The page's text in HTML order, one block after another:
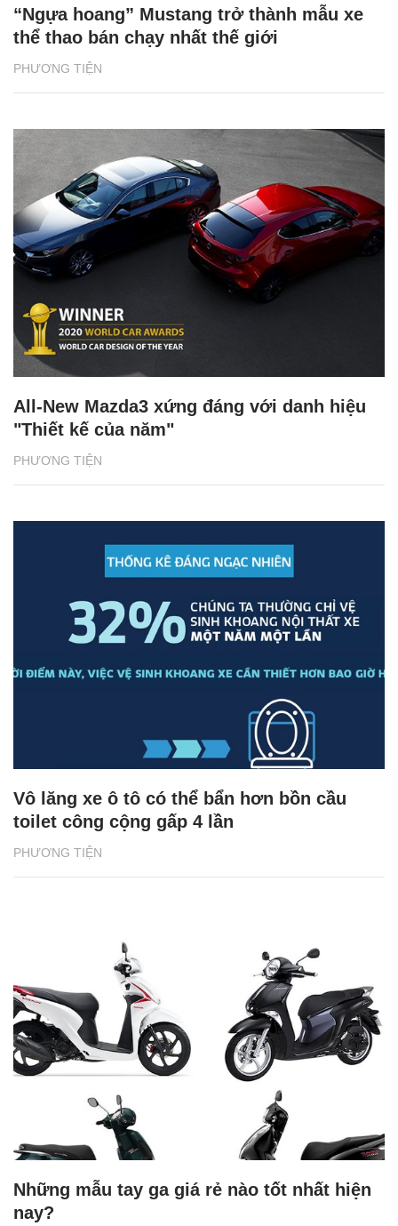
PHƯƠNG TIỆN
“Ngựa hoang” Mustang trở thành mẫu xe
thể thao bán chạy nhất thế giới
PHƯƠNG TIỆN
All-New Mazda3 xứng đáng với danh hiệu
"Thiết kế của năm"
PHƯƠNG TIỆN
Vô lăng xe ô tô có thể bẩn hơn bồn cầu
toilet công cộng gấp 4 lần
Những mẫu tay ga giá rẻ nào tốt nhất hiện
nay?